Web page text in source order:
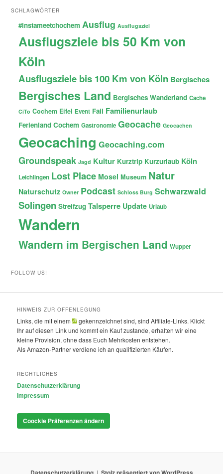
SCHLAGWÖRTER
#instameetchochem Ausflug Ausflugsziel
Ausflugsziele bis 50 Km von
Köln
Ausflugsziele bis 100 Km von Köln Bergisches
Bergisches Land Bergisches Wanderland Cache
CiTo Cochem Eifel Event Fail Familienurlaub
Ferienland Cochem Gastronomie Geocache Geocachen
Geocaching Geocaching.com
Groundspeak Jagd Kultur Kurztrip Kurzurlaub Köln
Leichlingen Lost Place Mosel Museum Natur
Naturschutz Owner Podcast Schloss Burg Schwarzwald
Solingen Streifzug Talsperre Update Urlaub
Wandern
Wandern im Bergischen Land Wupper
FOLLOW US!
HINWEIS ZUR OFFENLEGUNG
Links, die mit einem
gekennzeichnet sind, sind Affiliate-Links. Klickt
Ihr auf diesen Link und kommt ein Kauf zustande, erhalten wir eine
kleine Provision, ohne dass Euch Mehrkosten entstehen.
Als Amazon-Partner verdiene ich an qualifizierten Käufen.
RECHTLICHES
Datenschutzerklärung
Impressum
Coockie Präferenzen ändern